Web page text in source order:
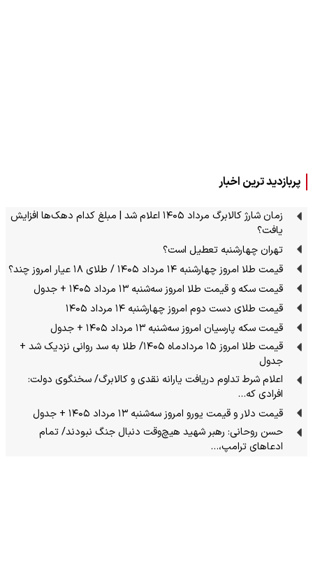
پربازدید ترین اخبار
زمان شارژ کالابرگ مرداد ۱۴۰۵ اعلام شد | مبلغ کدام دهک‌ها افزایش
یافت؟
تهران چهارشنبه تعطیل است؟
قیمت طلا امروز چهارشنبه ۱۴ مرداد ۱۴۰۵ / طلای ۱۸ عیار امروز چند؟
قیمت سکه و قیمت طلا امروز سه‌شنبه ۱۳ مرداد ۱۴۰۵ + جدول
قیمت طلای دست دوم امروز چهارشنبه ۱۴ مرداد ۱۴۰۵
قیمت سکه پارسیان امروز سه‌شنبه ۱۳ مرداد ۱۴۰۵ + جدول
قیمت طلا امروز ۱۵ مردادماه ۱۴۰۵/ طلا به سد روانی نزدیک شد +
جدول
اعلام شرط تداوم دریافت یارانه نقدی و کالابرگ/ سخنگوی دولت:
افرادی که…
قیمت دلار و قیمت یورو امروز سه‌شنبه ۱۳ مرداد ۱۴۰۵ + جدول
حسن روحانی: رهبر شهید هیچ‌وقت دنبال جنگ نبودند/ تمام
ادعاهای ترامپ،…